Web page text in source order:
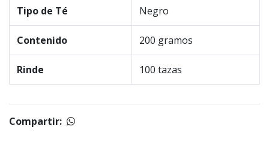
Tipo de Té Negro
Contenido 200 gramos
Rinde 100 tazas
Compartir: